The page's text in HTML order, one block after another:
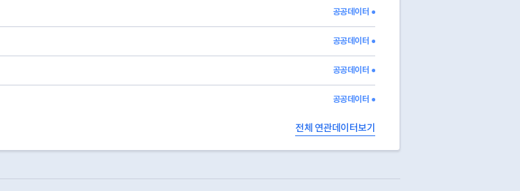
공공데이터 ●
공공데이터 ●
공공데이터 ●
공공데이터 ●
전체 연관데이터보기